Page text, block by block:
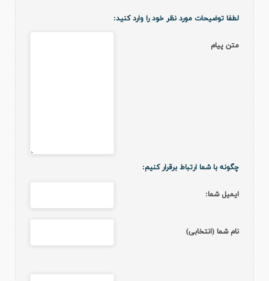
لطفا توضيحات مورد نظر خود را وارد کنيد:
متن پيام
چگونه با شما ارتباط برقرار کنيم:
ايميل شما:
نام شما (انتخابي)